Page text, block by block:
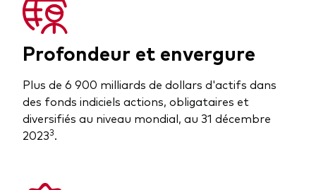
Profondeur et envergure
Plus de 6 900 milliards de dollars d'actifs dans
des fonds indiciels actions, obligataires et
diversifiés au niveau mondial, au 31 décembre
20233.